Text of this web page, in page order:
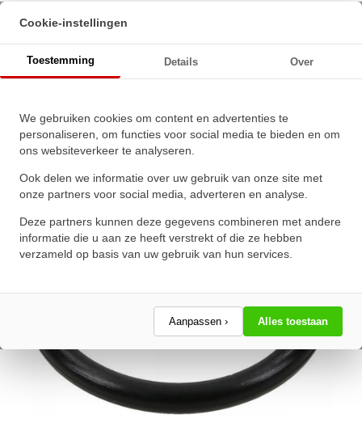
Beginpagina· O-Ring 66X2.5mm NBR 70
Cookie-instellingen
Toestemming Details Over
We gebruiken cookies om content en advertenties te
personaliseren, om functies voor social media te bieden en om
ons websiteverkeer te analyseren.
Ook delen we informatie over uw gebruik van onze site met
onze partners voor social media, adverteren en analyse.
Deze partners kunnen deze gegevens combineren met andere
informatie die u aan ze heeft verstrekt of die ze hebben
verzameld op basis van uw gebruik van hun services.
Aanpassen › Alles toestaan
★★★★★
★★★★★
Schrijf een review!